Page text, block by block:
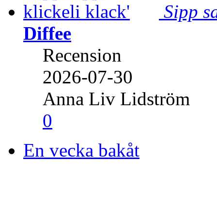
Sipp
Diffee
Recension
2026-07-30
Anna Liv Lidström
0
En vecka bakåt